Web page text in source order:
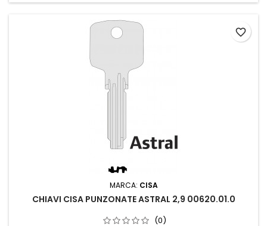
MARCA: CISA
CHIAVI CISA PUNZONATE ASTRAL 2,9 00620.01.0
(0)
favorite_border